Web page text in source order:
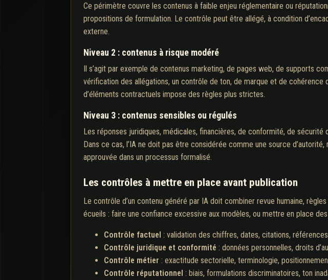
Ce périmètre couvre les contenus à faible enjeu réglementaire ou
propositions de formulation. Le contrôle peut être allégé, à condition
externe.
Niveau 2 : contenus à risque modéré
Il s’agit par exemple de contenus marketing, de pages web, de supports
vérification des allégations, un contrôle de ton, de marque et de
d’éléments contractuels impose des règles plus strictes.
Niveau 3 : contenus sensibles ou régulés
Les réponses juridiques, médicales, financières, de conformité, de
Dans ce cas, l’IA ne doit pas être considérée comme une source
approuvée dans un processus formalisé.
Les contrôles à mettre en place avant publication
Le contrôle d’un contenu généré par IA doit combiner revue humaine,
écueils : faire une confiance excessive aux modèles, ou mettre en place
Contrôle factuel : validation des chiffres, dates, citations,
Contrôle juridique et conformité : données personnelles, droits
Contrôle métier : exactitude sectorielle, terminologie,
Contrôle réputationnel : biais, formulations discriminatoires, ton